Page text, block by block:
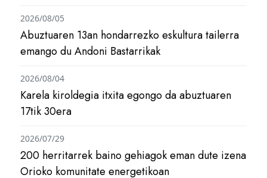
Abuztuaren 13an hondarrezko eskultura tailerra
emango du Andoni Bastarrikak
2026/08/05
Karela kiroldegia itxita egongo da abuztuaren
17tik 30era
2026/08/04
200 herritarrek baino gehiagok eman dute izena
Orioko komunitate energetikoan
2026/07/29